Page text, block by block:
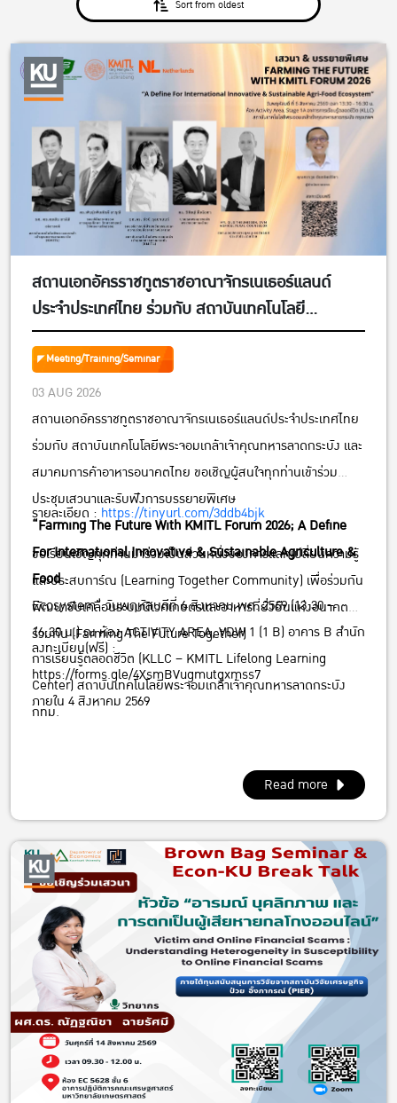
Sort from oldest
สถานเอกอัครราชทูตราชอาณาจักรเนเธอร์แลนด์
ประจำประเทศไทย ร่วมกับ สถาบันเทคโนโลยี
พระจอมเกล้าเจ้าคุณทหารลาดกระบัง และ สมาคมการ
ค้าอาหารอนาคตไทย ขอเชิญผู้สนใจทุกท่านเข้าร่วม
ประชุมเสวนาและรับฟังการบรรยายพิเศษ”Farming
The Future With KMITL Forum 2026; A Define
For International Innovative & Sustainable
Agriculture & FoodEcosystem” วันพฤหัสบดีที่ 6
สิงหาคม พศ. 2569 (13:30 – 16:30 น.) ณ ห้อง
ACTIVITY AREA, VDW 1 (1 B) อาคาร B สำนักการ
เรียนรู้ตลอดชีวิต (KLLC – KMITL Lifelong
Learning Center) สถาบันเทคโนโลยีพระจอมเกล้า
เจ้าคุณทหารลาดกระบัง กทม.
Meeting/Training/Seminar
03 AUG 2026
สถานเอกอัครราชทูตราชอาณาจักรเนเธอร์แลนด์ประจำประเทศไทย
ร่วมกับ สถาบันเทคโนโลยีพระจอมเกล้าเจ้าคุณทหารลาดกระบัง และ
สมาคมการค้าอาหารอนาคตไทย ขอเชิญผู้สนใจทุกท่านเข้าร่วม
ประชุมเสวนาและรับฟังการบรรยายพิเศษ
“Farming The Future With KMITL Forum 2026; A Define
For International Innovative & Sustainable Agriculture &
Food
Ecosystem” วันพฤหัสบดีที่ 6 สิงหาคม พศ. 2569 (13:30 –
16:30 น.) ณ ห้อง ACTIVITY AREA, VDW 1 (1 B) อาคาร B สำนัก
การเรียนรู้ตลอดชีวิต (KLLC – KMITL Lifelong Learning
Center) สถาบันเทคโนโลยีพระจอมเกล้าเจ้าคุณทหารลาดกระบัง
กทม.
รายละเอียด : https://tinyurl.com/3ddb4bjk
ขอเรียนเชิญทุกท่านมาร่วมเป็นส่วนหนึ่งของการแลกเปลี่ยนความรู้
และประสบการ์ณ (Learning Together Community) เพื่อร่วมกัน
พัฒนาขับเคลื่อนระบบนิเวศเกษตรและอาหารที่ยั่งยืนแห่งอนาคต
ร่วมกัน (Farming The Future Together)
ลงทะเบียน(ฟรี) :
https://forms.gle/4XsmBVugmutgxmss7
ภายใน 4 สิงหาคม 2569
Read more